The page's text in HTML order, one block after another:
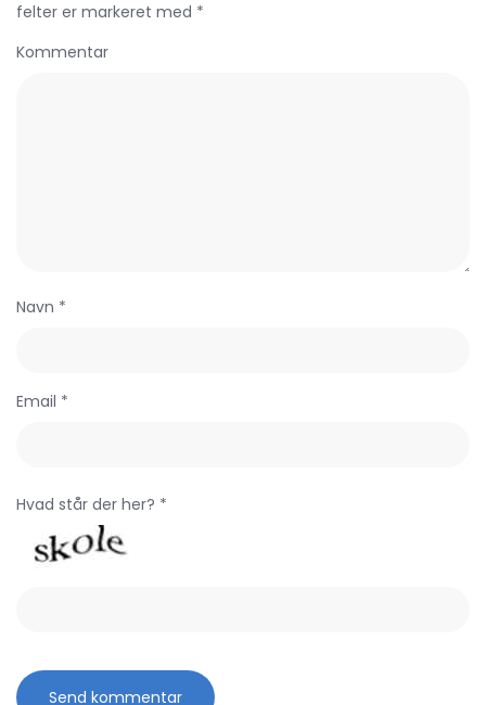
felter er markeret med *
Kommentar
Navn *
Email *
Hvad står der her? *